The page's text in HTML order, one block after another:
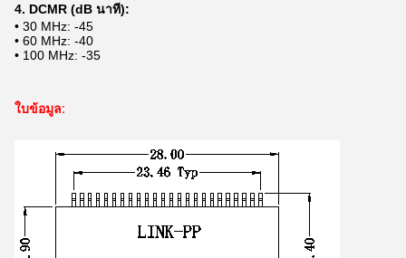
4. DCMR (dB นาที):
• 30 MHz: -45
• 60 MHz: -40
• 100 MHz: -35
ใบข้อมูล: